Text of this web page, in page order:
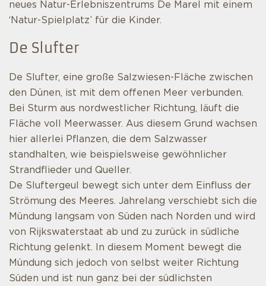
neues Natur-Erlebniszentrums De Marel mit einem
‘Natur-Spielplatz’ für die Kinder.
De Slufter
De Slufter, eine große Salzwiesen-Fläche zwischen
den Dünen, ist mit dem offenen Meer verbunden.
Bei Sturm aus nordwestlicher Richtung, läuft die
Fläche voll Meerwasser. Aus diesem Grund wachsen
hier allerlei Pflanzen, die dem Salzwasser
standhalten, wie beispielsweise gewöhnlicher
Strandflieder und Queller.
De Sluftergeul bewegt sich unter dem Einfluss der
Strömung des Meeres. Jahrelang verschiebt sich die
Mündung langsam von Süden nach Norden und wird
von Rijkswaterstaat ab und zu zurück in südliche
Richtung gelenkt. In diesem Moment bewegt die
Mündung sich jedoch von selbst weiter Richtung
Süden und ist nun ganz bei der südlichsten